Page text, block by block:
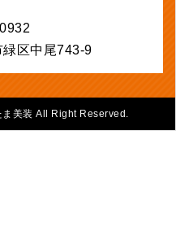
区中尾743-9
美装 All Right Reserved.